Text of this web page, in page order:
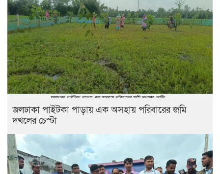
জলঢাকা পাইটকা পাড়ায় এক অসহায় পরিবারের জমি
দখলের চেস্টা